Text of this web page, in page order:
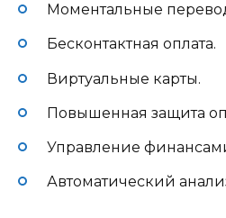
Моментальные
Бесконтактная оплата.
Виртуальные карты.
Повышенная защита
Управление
Автоматический